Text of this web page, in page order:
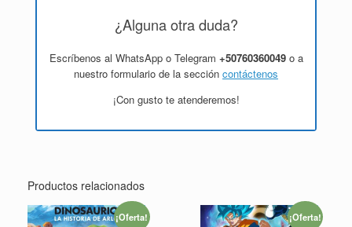
¿Alguna otra duda?
Escríbenos al WhatsApp o Telegram +50760360049o a
nuestro formulario de la sección contáctenos
¡Con gusto te atenderemos!
Productos relacionados
¡Oferta! ¡Oferta!